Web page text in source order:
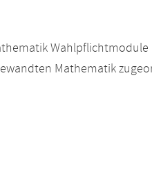
Mathematik